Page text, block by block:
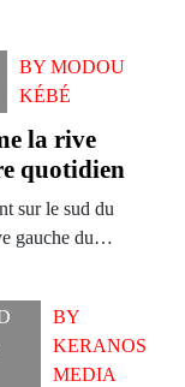
BYMODOU
KÉBÉ
la rive
quotidien
sur le sud du
gauche du…
BY
KERANOS
MEDIA